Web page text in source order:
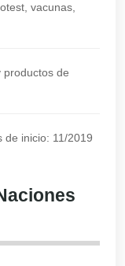
vacunas,
productos de
de inicio: 11/2019